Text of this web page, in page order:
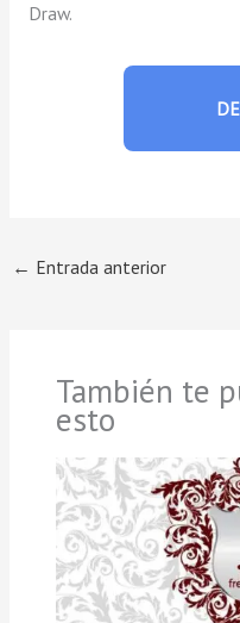
Draw.
← Entrada anterior
También te
esto